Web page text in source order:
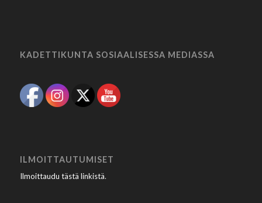
KADETTIKUNTA SOSIAALISESSA MEDIASSA
ILMOITTAUTUMISET
Ilmoittaudu tästä linkistä.